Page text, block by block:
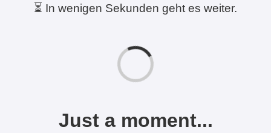
⏳ In wenigen Sekunden geht es weiter.
Just a moment...